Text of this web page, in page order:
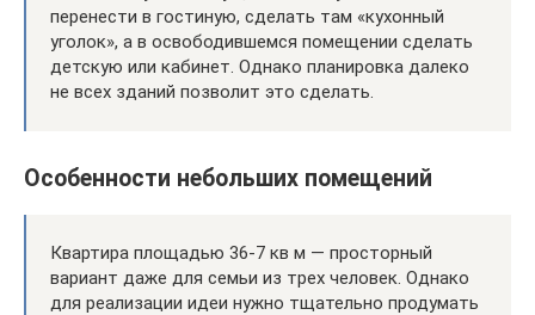
перенести в гостиную, сделать там «кухонный
уголок», а в освободившемся помещении сделать
детскую или кабинет. Однако планировка далеко
не всех зданий позволит это сделать.
Особенности небольших помещений
Квартира площадью 36-7 кв м — просторный
вариант даже для семьи из трех человек. Однако
для реализации идеи нужно тщательно продумать